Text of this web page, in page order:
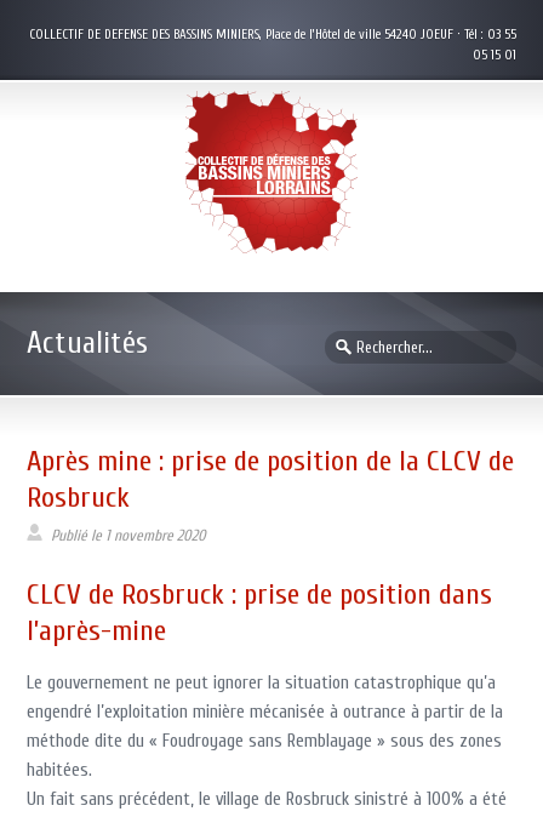
COLLECTIF DE DEFENSE DES BASSINS MINIERS, Place de l’Hôtel de ville 54240 JOEUF · Tél : 03 55
05 15 01
Actualités
Après mine : prise de position de la CLCV de
Rosbruck
Publié le 1 novembre 2020
CLCV de Rosbruck : prise de position dans
l’après-mine
Le gouvernement ne peut ignorer la situation catastrophique qu’a
engendré l’exploitation minière mécanisée à outrance à partir de la
méthode dite du « Foudroyage sans Remblayage » sous des zones
habitées.
Un fait sans précédent, le village de Rosbruck sinistré à 100% a été